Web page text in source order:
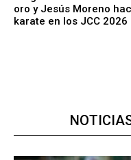
oro y Jesús Moreno
karate en los JCC 2026